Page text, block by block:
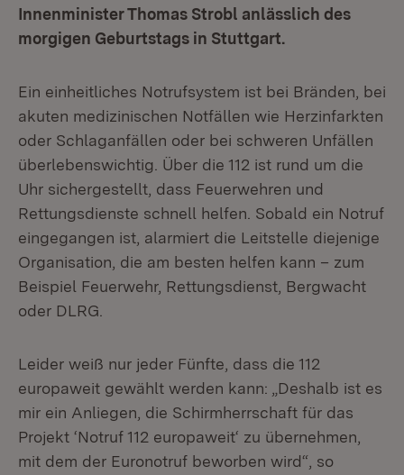
Innenminister Thomas Strobl anlässlich des
morgigen Geburtstags in Stuttgart.
Ein einheitliches Notrufsystem ist bei Bränden, bei
akuten medizinischen Notfällen wie Herzinfarkten
oder Schlaganfällen oder bei schweren Unfällen
überlebenswichtig. Über die 112 ist rund um die
Uhr sichergestellt, dass Feuerwehren und
Rettungsdienste schnell helfen. Sobald ein Notruf
eingegangen ist, alarmiert die Leitstelle diejenige
Organisation, die am besten helfen kann – zum
Beispiel Feuerwehr, Rettungsdienst, Bergwacht
oder DLRG.
Leider weiß nur jeder Fünfte, dass die 112
europaweit gewählt werden kann: „Deshalb ist es
mir ein Anliegen, die Schirmherrschaft für das
Projekt ‘Notruf 112 europaweit‘ zu übernehmen,
mit dem der Euronotruf beworben wird“, so